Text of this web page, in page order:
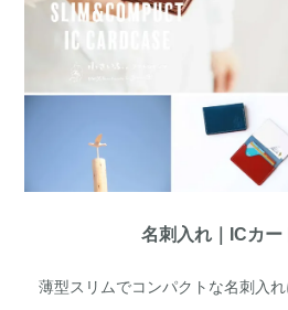
名刺入れ｜ICカー
薄型スリムでコンパクトな名刺入